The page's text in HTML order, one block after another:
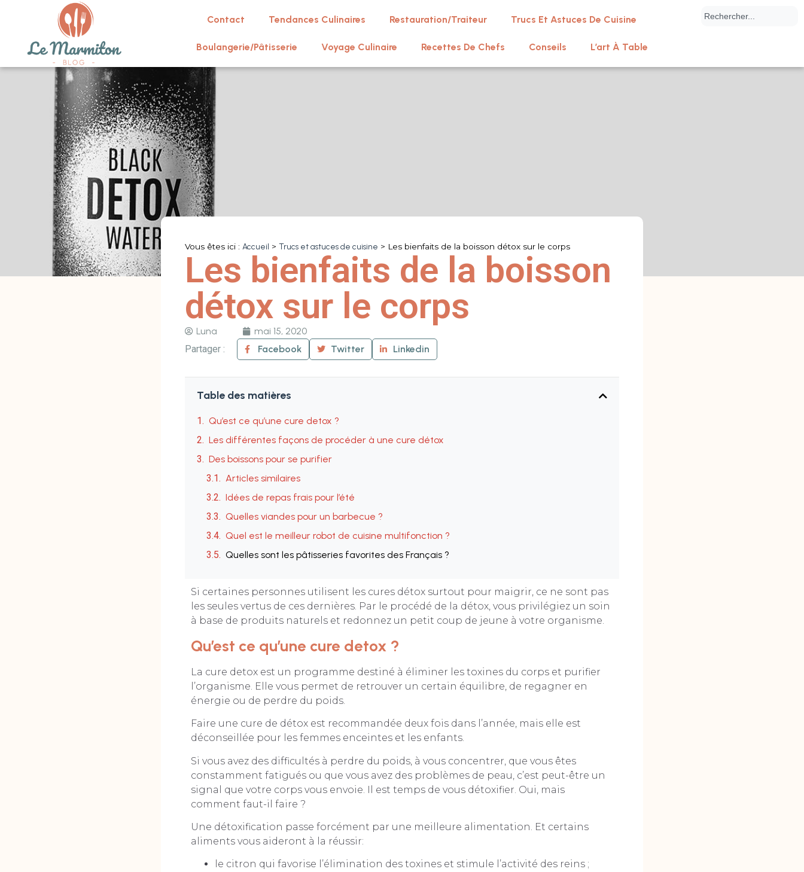
Contact Tendances Culinaires Restauration/Traiteur Trucs Et Astuces De Cuisine
Boulangerie/Pâtisserie Voyage Culinaire Recettes De Chefs Conseils L’art À Table
Vous êtes ici : Accueil > Trucs et astuces de cuisine > Les bienfaits de la boisson détox sur le corps
Les bienfaits de la boisson
détox sur le corps
Luna
mai 15, 2020
Partager :
Facebook Twitter Linkedin
Table des matières
Qu’est ce qu’une cure detox ?
Les différentes façons de procéder à une cure détox
Des boissons pour se purifier
Articles similaires
Idées de repas frais pour l’été
Quelles viandes pour un barbecue ?
Quel est le meilleur robot de cuisine multifonction ?
Quelles sont les pâtisseries favorites des Français ?
Si certaines personnes utilisent les cures détox surtout pour maigrir, ce ne sont pas
les seules vertus de ces dernières. Par le procédé de la détox, vous privilégiez un soin
à base de produits naturels et redonnez un petit coup de jeune à votre organisme.
Qu’est ce qu’une cure detox ?
La cure detox est un programme destiné à éliminer les toxines du corps et purifier
l’organisme. Elle vous permet de retrouver un certain équilibre, de regagner en
énergie ou de perdre du poids.
Faire une cure de détox est recommandée deux fois dans l’année, mais elle est
déconseillée pour les femmes enceintes et les enfants.
Si vous avez des difficultés à perdre du poids, à vous concentrer, que vous êtes
constamment fatigués ou que vous avez des problèmes de peau, c’est peut-être un
signal que votre corps vous envoie. Il est temps de vous détoxifier. Oui, mais
comment faut-il faire ?
Une détoxification passe forcément par une meilleure alimentation. Et certains
aliments vous aideront à la réussir:
le citron qui favorise l’élimination des toxines et stimule l’activité des reins ;